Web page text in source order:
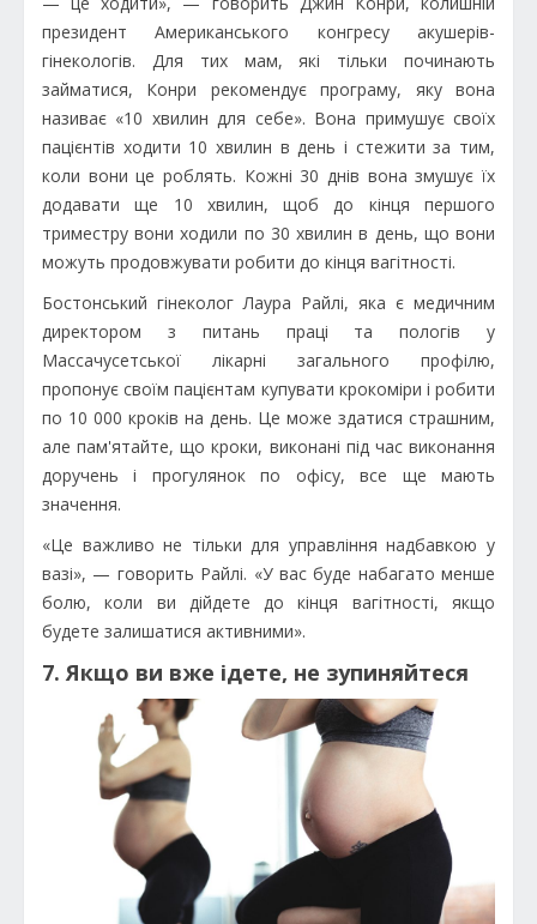
президент Американського конгресу акушерів-
гінекологів. Для тих мам, які тільки починають
займатися, Конри рекомендує програму, яку вона
називає «10 хвилин для себе». Вона примушує своїх
пацієнтів ходити 10 хвилин в день і стежити за тим,
коли вони це роблять. Кожні 30 днів вона змушує їх
додавати ще 10 хвилин, щоб до кінця першого
триместру вони ходили по 30 хвилин в день, що вони
можуть продовжувати робити до кінця вагітності.
Бостонський гінеколог Лаура Райлі, яка є медичним
директором з питань праці та пологів у
Массачусетської лікарні загального профілю,
пропонує своїм пацієнтам купувати крокоміри і робити
по 10 000 кроків на день. Це може здатися страшним,
але пам'ятайте, що кроки, виконані під час виконання
доручень і прогулянок по офісу, все ще мають
значення.
«Це важливо не тільки для управління надбавкою у
вазі», — говорить Райлі. «У вас буде набагато менше
болю, коли ви дійдете до кінця вагітності, якщо
будете залишатися активними».
7. Якщо ви вже ідете, не зупиняйтеся